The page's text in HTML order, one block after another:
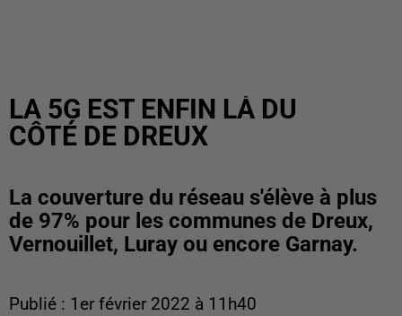
LA 5G EST ENFIN LÀ DU
CÔTÉ DE DREUX
La couverture du réseau s'élève à plus
de 97% pour les communes de Dreux,
Vernouillet, Luray ou encore Garnay.
Publié : 1er février 2022 à 11h40